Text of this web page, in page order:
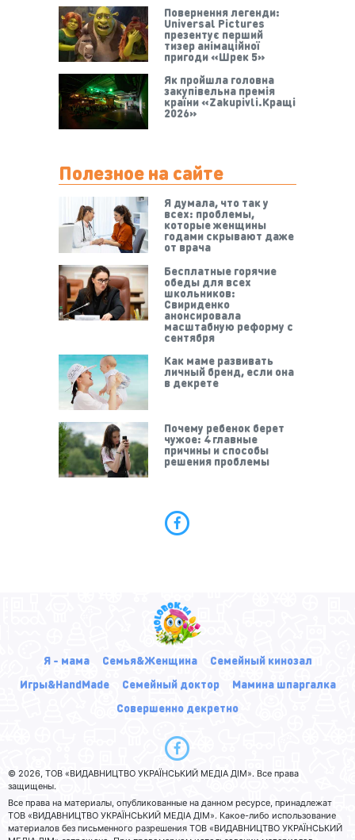
Повернення легенди:
Universal Pictures
презентує перший
тизер анімаційної
пригоди «Шрек 5»
Як пройшла головна
закупівельна премія
країни «Zakupivli.Кращі
2026»
Полезное на сайте
Я думала, что так у
всех: проблемы,
которые женщины
годами скрывают даже
от врача
Бесплатные горячие
обеды для всех
школьников:
Свириденко
анонсировала
масштабную реформу с
сентября
Как маме развивать
личный бренд, если она
в декрете
Почему ребенок берет
чужое: 4 главные
причины и способы
решения проблемы
Я - мама Семья&Женщина
Семейный кинозал
Игры&HandMade
Семейный доктор
Мамина шпаргалка
Совершенно декретно
© 2026, ТОВ «ВИДАВНИЦТВО УКРАЇНСЬКИЙ МЕДІА ДІМ». Все права
защищены.
Все права на материалы, опубликованные на данном ресурсе, принадлежат
ТОВ «ВИДАВНИЦТВО УКРАЇНСЬКИЙ МЕДІА ДІМ». Какое-либо использование
материалов без письменного разрешения ТОВ «ВИДАВНИЦТВО УКРАЇНСЬКИЙ